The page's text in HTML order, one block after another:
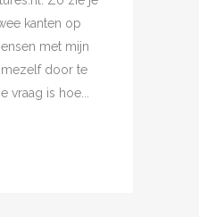
kanten op
met mijn
door te
vraag is hoe...